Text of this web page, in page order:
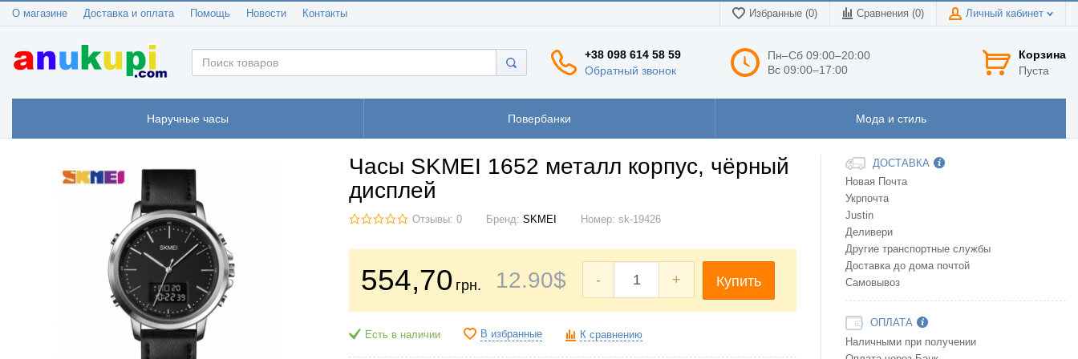
О магазине Доставка и оплата Помощь Новости Контакты Избранные (0) Сравнения (0) Личный кабинет
+38 098 614 58 59
Обратный звонок
Пн–Сб 09:00–20:00
Вс 09:00–17:00
Корзина
Пуста
Наручные часы Повербанки Мода и стиль
Часы SKMEI 1652 металл корпус, чёрный
дисплей
Отзывы: 0 Бренд: SKMEI Номер: sk-19426
554,70 грн. 12.90$ - + Купить
Есть в наличии В избранные К сравнению
ДОСТАВКА
Новая Почта
Укрпочта
Justin
Деливери
Другие транспортные службы
Доставка до дома почтой
Самовывоз
ОПЛАТА
Наличными при получении